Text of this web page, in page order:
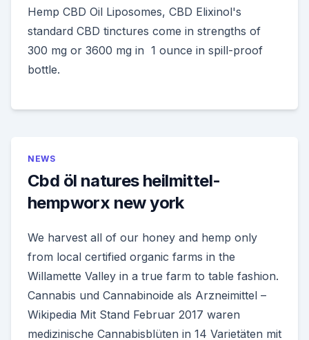
Hemp CBD Oil Liposomes, CBD Elixinol's
standard CBD tinctures come in strengths of
300 mg or 3600 mg in 1 ounce in spill-proof
bottle.
NEWS
Cbd öl natures heilmittel-
hempworx new york
We harvest all of our honey and hemp only
from local certified organic farms in the
Willamette Valley in a true farm to table fashion.
Cannabis und Cannabinoide als Arzneimittel –
Wikipedia Mit Stand Februar 2017 waren
medizinische Cannabisblüten in 14 Varietäten mit